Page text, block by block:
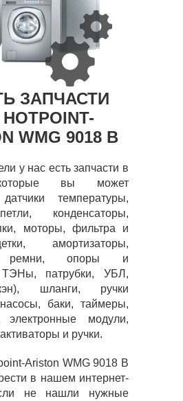
ЗАПЧАСТИ
WMG 9018 B
у нас есть запчасти в
вы может
температуры,
конденсаторы,
моторы, фильтра и
амортизаторы,
ремни, опоры и
ТЭНы, патрубки, УБЛ,
шланги, ручки
баки, таймеры,
электронные модули,
и ручки.
Ariston WMG 9018 B
в нашем интернет-
не нашли нужные